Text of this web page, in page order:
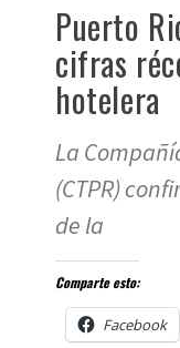
Puerto
cifras
hotelera
La
(CTPR)
de la
Comparte esto:
Facebook